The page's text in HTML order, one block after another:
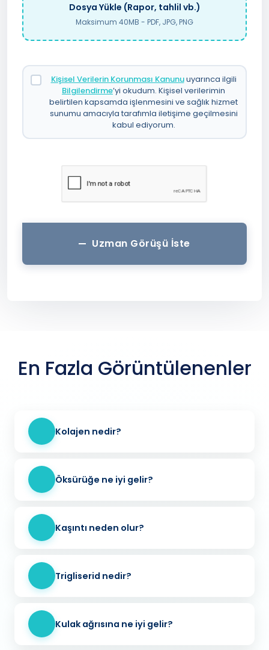
Dosya Yükle (Rapor, tahlil vb.)
Maksimum 40MB - PDF, JPG, PNG
Kişisel Verilerin Korunması Kanunuuyarınca ilgili
Bilgilendirme’yi okudum. Kişisel verilerimin
belirtilen kapsamda işlenmesini ve sağlık hizmet
sunumu amacıyla tarafımla iletişime geçilmesini
kabul ediyorum.
Uzman Görüşü İste
En Fazla Görüntülenenler
Kolajen nedir?
Öksürüğe ne iyi gelir?
Kaşıntı neden olur?
Trigliserid nedir?
Kulak ağrısına ne iyi gelir?